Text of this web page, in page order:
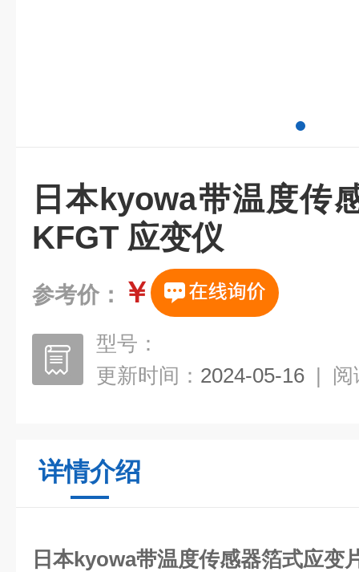
日本kyowa带温度传
KFGT 应变仪
参考价： ￥
型号：
更新时间： 2024-05-16 | 阅
详情介绍
日本kyowa带温度传感器箔式应变